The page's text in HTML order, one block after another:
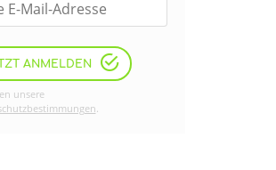
ANMELDEN
unsere
.